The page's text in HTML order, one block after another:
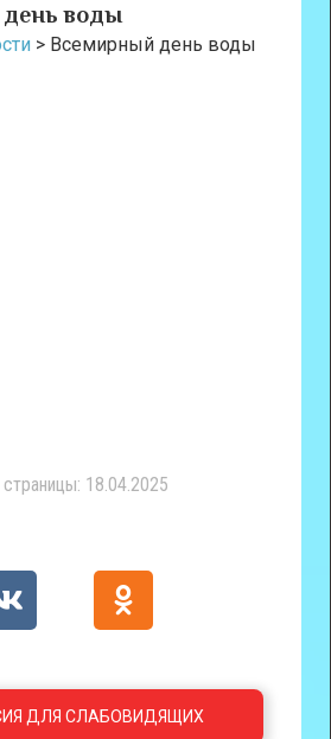
воды
> Всемирный день воды
18.04.2025
ДЛЯ СЛАБОВИДЯЩИХ